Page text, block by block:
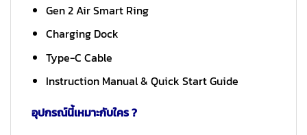
Gen 2 Air Smart Ring
Charging Dock
Type-C Cable
Instruction Manual & Quick Start Guide
อุปกรณ์นี้เหมาะกับใคร ?